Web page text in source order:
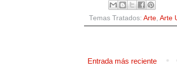
Temas Tratados: Arte, Arte
Entrada más reciente